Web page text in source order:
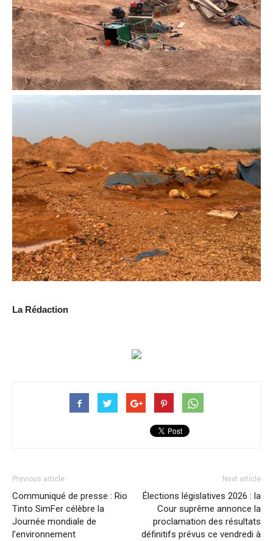
La Rédaction
Previous article
Communiqué de presse : Rio
Tinto SimFer célèbre la
Journée mondiale de
l’environnement
Next article
Élections législatives 2026 : la
Cour suprême annonce la
proclamation des résultats
définitifs prévus ce vendredi à